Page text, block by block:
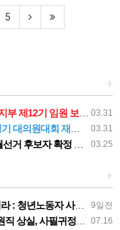
5
+
03.31
원 보궐선거결과 공고
03.31
원대회 재소집 건
03.25
후보자 확정 공고
+
9일전
규명과 재발방지 대책 마련하라
07.16
실, 사필귀정이다